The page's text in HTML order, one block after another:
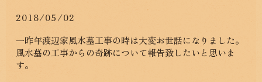
2018/05/02
一昨年渡辺家風水墓工事の時は大変お世話になりました。
風水墓の工事からの奇跡について報告致したいと思いま
す。